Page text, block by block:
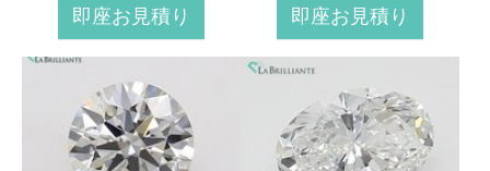
即座お見積り 即座お見積り